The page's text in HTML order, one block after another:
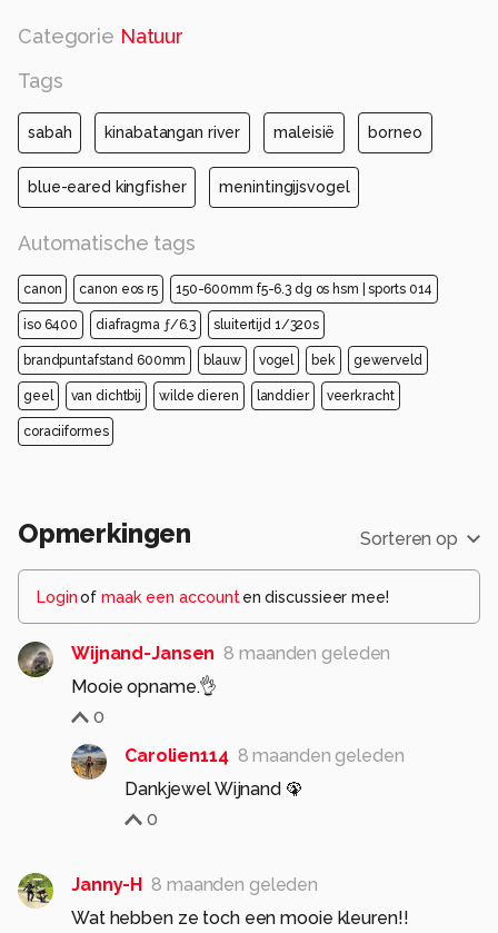
Categorie Natuur
Tags
sabah kinabatangan river maleisië borneo
blue-eared kingfisher menintingijsvogel
Automatische tags
canon canon eos r5 150-600mm f5-6.3 dg os hsm | sports 014
iso 6400 diafragma ƒ/6.3 sluitertijd 1/320s
brandpuntafstand 600mm blauw vogel bek gewerveld
geel van dichtbij wilde dieren landdier veerkracht
coraciiformes
Opmerkingen Sorteren op
Loginof maak een account en discussieer mee!
Wijnand-Jansen 8 maanden geleden
Mooie opname.👌
0
Carolien114 8 maanden geleden
Dankjewel Wijnand 🦚
0
Janny-H 8 maanden geleden
Wat hebben ze toch een mooie kleuren!!